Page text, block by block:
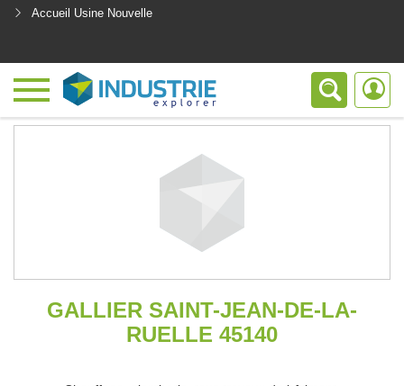
Accueil Usine Nouvelle
GALLIER SAINT-JEAN-DE-LA-
RUELLE 45140